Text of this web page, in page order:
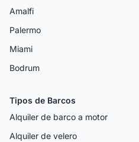
Amalfi
Palermo
Miami
Bodrum
Tipos de Barcos
Alquiler de barco a motor
Alquiler de velero